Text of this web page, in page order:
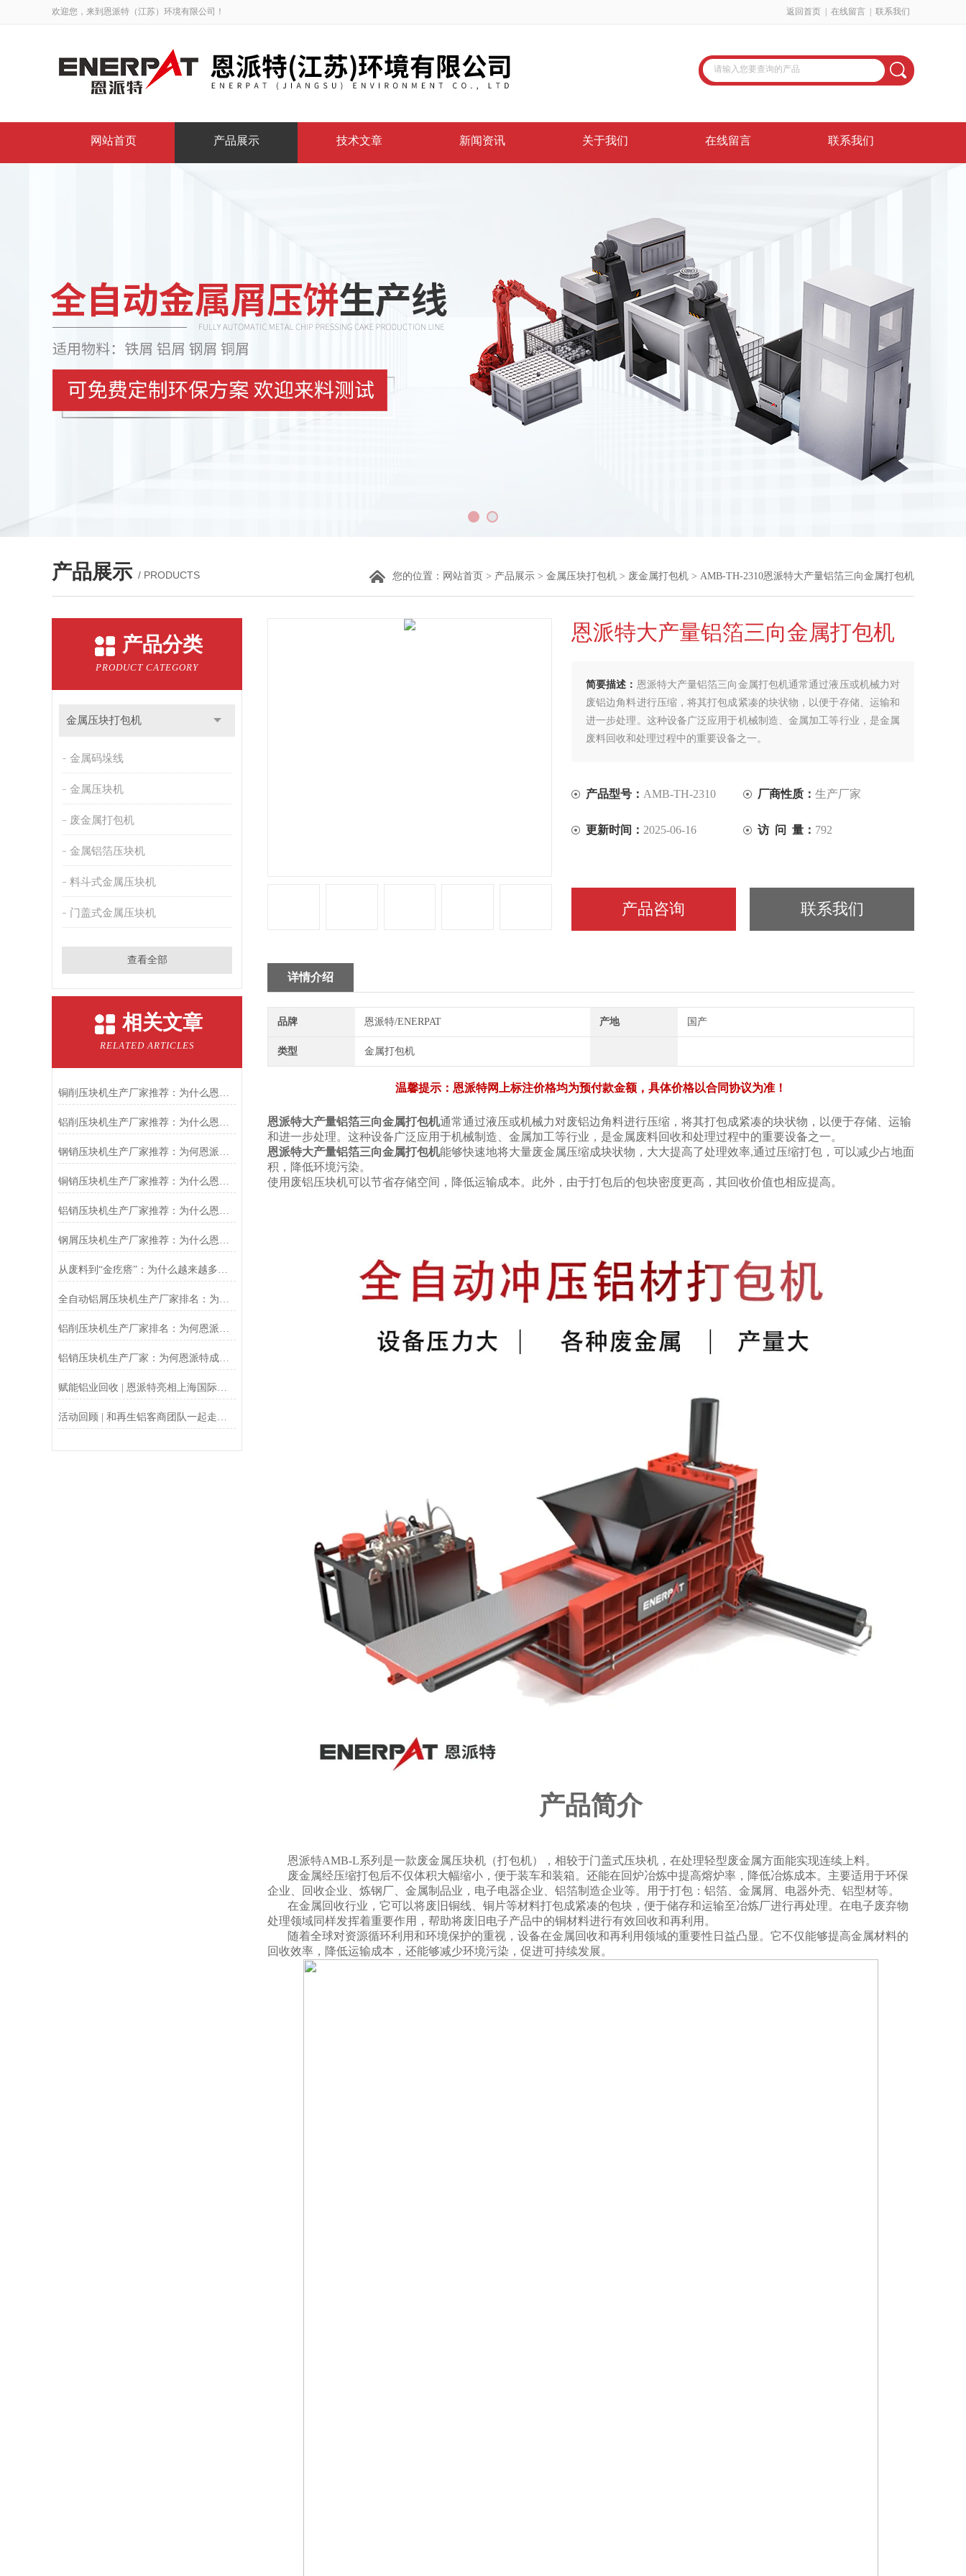
欢迎您，来到恩派特（江苏）环境有限公司！ 返回首页 在线留言 联系我们
网站首页 产品展示 技术文章 新闻资讯 关于我们 在线留言 联系我们
产品展示 / PRODUCTS 您的位置： 网站首页 > 产品展示 > 金属压块打包机 > 废金属打包机 > AMB-TH-2310恩派特大产量铝箔三向金属打包机
产品分类
PRODUCT CATEGORY
金属压块打包机
金属码垛线
金属压块机
废金属打包机
金属铝箔压块机
料斗式金属压块机
门盖式金属压块机
查看全部
相关文章
RELATED ARTICLES
铜削压块机生产厂家推荐：为什么恩派特是您值得信赖的选择
铝削压块机生产厂家推荐：为什么恩派特是值得信赖的选择？
钢销压块机生产厂家推荐：为何恩派特成为金属回收行业的优选品牌？
铜销压块机生产厂家推荐：为什么恩派特是您的理想之选？
铝销压块机生产厂家推荐：为什么恩派特成为市场的信赖之选？
钢屑压块机生产厂家推荐：为什么恩派特是值得关注的品牌？
从废料到“金疙瘩”：为什么越来越多工厂选择恩派特铜屑压块机？
全自动铝屑压块机生产厂家排名：为什么恩派特是您的优选？
铝削压块机生产厂家排名：为何恩派特成为行业优选？
铝销压块机生产厂家：为何恩派特成为行业优选？
赋能铝业回收 | 恩派特亮相上海国际铝工业展
活动回顾 | 和再生铝客商团队一起走进恩派特现代化生产基地！
恩派特大产量铝箔三向金属打包机
简要描述： 恩派特大产量铝箔三向金属打包机通常通过液压或机械力对
废铝边角料进行压缩，将其打包成紧凑的块状物，以便于存储、运输和
进一步处理。这种设备广泛应用于机械制造、金属加工等行业，是金属
废料回收和处理过程中的重要设备之一。
产品型号： AMB-TH-2310 厂商性质： 生产厂家
更新时间： 2025-06-16 访 问 量： 792
产品咨询 联系我们
详情介绍
品牌 恩派特/ENERPAT 产地 国产
类型 金属打包机
温馨提示：恩派特网上标注价格均为预付款金额，具体价格以合同协议为准！
恩派特大产量铝箔三向金属打包机通常通过液压或机械力对废铝边角料进行压缩，将其打包成紧凑的块状物，以便于存储、运输
和进一步处理。这种设备广泛应用于机械制造、金属加工等行业，是金属废料回收和处理过程中的重要设备之一。
恩派特大产量铝箔三向金属打包机能够快速地将大量废金属压缩成块状物，大大提高了处理效率,通过压缩打包，可以减少占地面
积，降低环境污染。
使用废铝压块机可以节省存储空间，降低运输成本。此外，由于打包后的包块密度更高，其回收价值也相应提高。
产品简介
恩派特AMB-L系列是一款废金属压块机（打包机），相较于门盖式压块机，在处理轻型废金属方面能实现连续上料。
废金属经压缩打包后不仅体积大幅缩小，便于装车和装箱。还能在回炉冶炼中提高熔炉率，降低冶炼成本。主要适用于环保
企业、回收企业、炼钢厂、金属制品业，电子电器企业、铝箔制造企业等。用于打包：铝箔、金属屑、电器外壳、铝型材等。
在金属回收行业，它可以将废旧铜线、铜片等材料打包成紧凑的包块，便于储存和运输至冶炼厂进行再处理。在电子废弃物
处理领域同样发挥着重要作用，帮助将废旧电子产品中的铜材料进行有效回收和再利用。
随着全球对资源循环利用和环境保护的重视，设备在金属回收和再利用领域的重要性日益凸显。它不仅能够提高金属材料的
回收效率，降低运输成本，还能够减少环境污染，促进可持续发展。